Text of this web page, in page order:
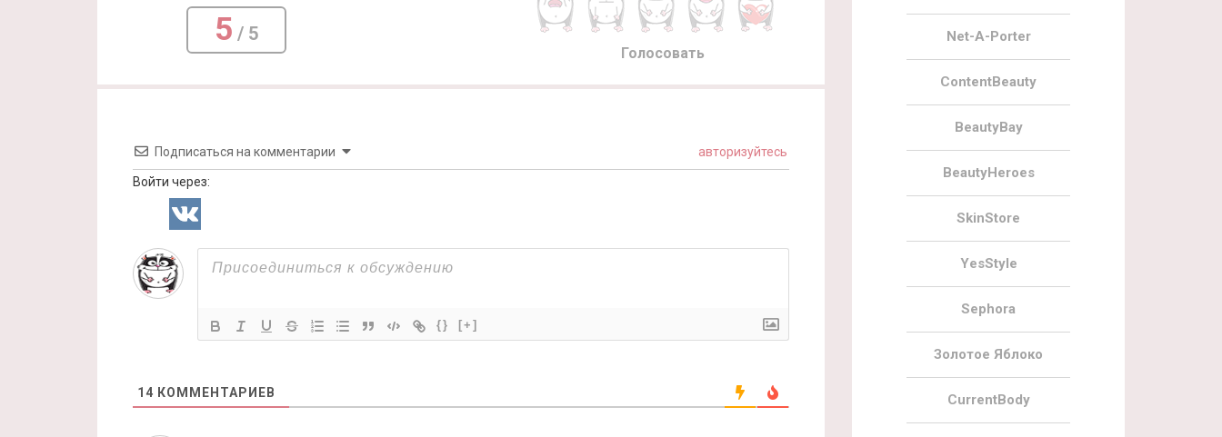
5 / 5
Голосовать
Подписаться на комментарии авторизуйтесь
Войти через:
{} [+]
14 КОММЕНТАРИЕВ
Net-A-Porter
ContentBeauty
BeautyBay
BeautyHeroes
SkinStore
YesStyle
Sephora
Золотое Яблоко
CurrentBody